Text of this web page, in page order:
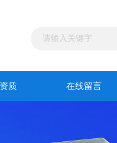
质 在线留言